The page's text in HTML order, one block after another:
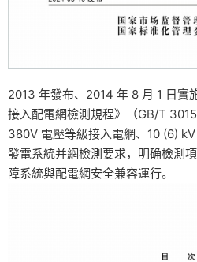
2013 年發布、2014 年 8 月 1 日實
接入配電網檢測規程》（GB/T
380V 電壓等級接入電網、10 (6)
發電系統并網檢測要求，明确檢測
障系統與配電網安全兼容運行。